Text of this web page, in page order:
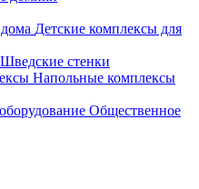
Детские комплексы для
Шведские стенки
Напольные комплексы
Общественное